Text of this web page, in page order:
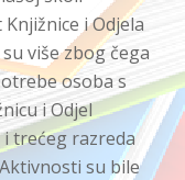
i Odjela
više zbog čega
osoba s
i Odjel
trećeg razreda
su bile